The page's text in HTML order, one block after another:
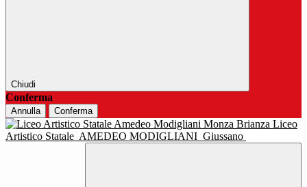
Chiudi
Conferma
Annulla Conferma
Liceo
Artistico Statale AMEDEO MODIGLIANI Giussano